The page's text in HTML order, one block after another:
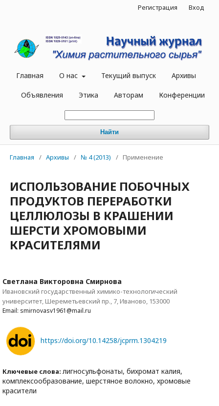
Главная О нас Текущий выпуск Архивы
Объявления Этика Авторам Конференции
Найти
Регистрация Вход
Главная / Архивы / № 4 (2013) / Применение
ИСПОЛЬЗОВАНИЕ ПОБОЧНЫХ
ПРОДУКТОВ ПЕРЕРАБОТКИ
ЦЕЛЛЮЛОЗЫ В КРАШЕНИИ
ШЕРСТИ ХРОМОВЫМИ
КРАСИТЕЛЯМИ
Светлана Викторовна Смирнова
Ивановский государственный химико-технологический
университет, Шереметьевский пр., 7, Иваново, 153000
Email: smirnovasv1961@mail.ru
https://doi.org/10.14258/jcprm.1304219
Ключевые слова: лигносульфонаты, бихромат калия,
комплексообразование, шерстяное волокно, хромовые
красители